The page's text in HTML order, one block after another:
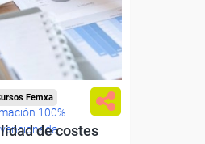
100%
Femxa
de costes